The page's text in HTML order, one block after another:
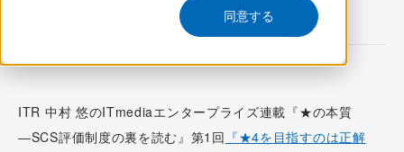
同意する
ITR 中村 悠のITmediaエンタープライズ連載『★の本質
―SCS評価制度の裏を読む』第1回 『★4を目指すのは正解